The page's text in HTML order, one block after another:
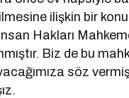
ilişkin bir
Hakları
Biz de bu
söz